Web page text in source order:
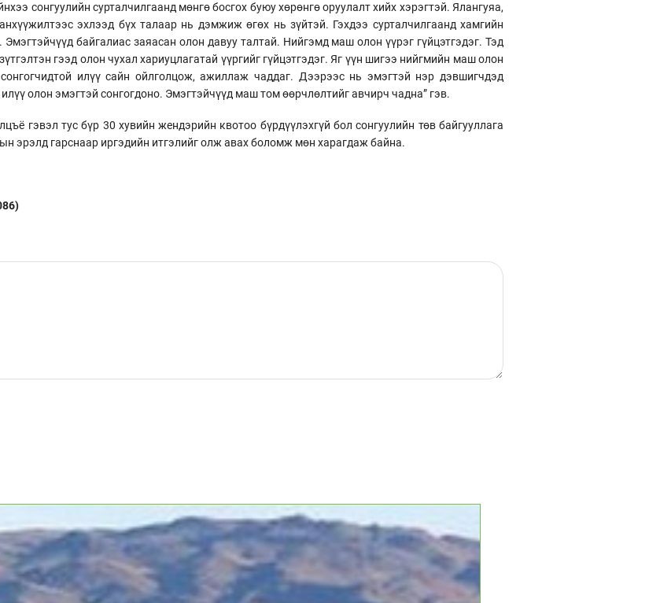
сонгуулийн сурталчилгаанд мөнгө босгох буюу хөрөнгө оруулалт хийх хэрэгтэй. Ялангуяа,
эхлээд бүх талаар нь дэмжиж өгөх нь зүйтэй. Гэхдээ сурталчилгаанд хамгийн
байгалиас заяасан олон давуу талтай. Нийгэмд маш олон үүрэг гүйцэтгэдэг. Тэд
гээд олон чухал хариуцлагатай үүргийг гүйцэтгэдэг. Яг үүн шигээ нийгмийн маш олон
илүү сайн ойлголцож, ажиллаж чаддаг. Дээрээс нь эмэгтэй нэр дэвшигчдэд
олон эмэгтэй сонгогдоно. Эмэгтэйчүүд маш том өөрчлөлтийг авчирч чадна” гэв.
гэвэл тус бүр 30 хувийн жендэрийн квотоо бүрдүүлэхгүй бол сонгуулийн төв байгууллага
эрэлд гарснаар иргэдийн итгэлийг олж авах боломж мөн харагдаж байна.